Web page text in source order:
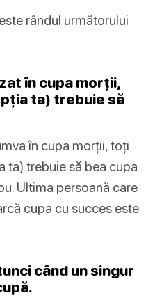
rândul următorului
în cupa morții,
ta) trebuie să
în cupa morții, toți
ta) trebuie să bea cupa
Ultima persoană care
cupa cu succes este
când un singur